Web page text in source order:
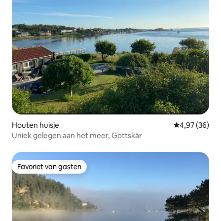
Houten huisje Gemiddelde
4,97 (36)
Uniek gelegen aan het meer, Gottskär
Favoriet van gasten
Favoriet van gasten